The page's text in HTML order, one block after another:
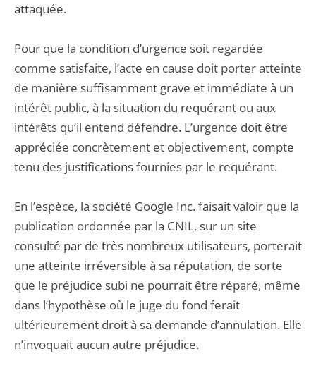
attaquée.
Pour que la condition d’urgence soit regardée
comme satisfaite, l’acte en cause doit porter atteinte
de manière suffisamment grave et immédiate à un
intérêt public, à la situation du requérant ou aux
intérêts qu’il entend défendre. L’urgence doit être
appréciée concrètement et objectivement, compte
tenu des justifications fournies par le requérant.
En l’espèce, la société Google Inc. faisait valoir que la
publication ordonnée par la CNIL, sur un site
consulté par de très nombreux utilisateurs, porterait
une atteinte irréversible à sa réputation, de sorte
que le préjudice subi ne pourrait être réparé, même
dans l’hypothèse où le juge du fond ferait
ultérieurement droit à sa demande d’annulation. Elle
n’invoquait aucun autre préjudice.